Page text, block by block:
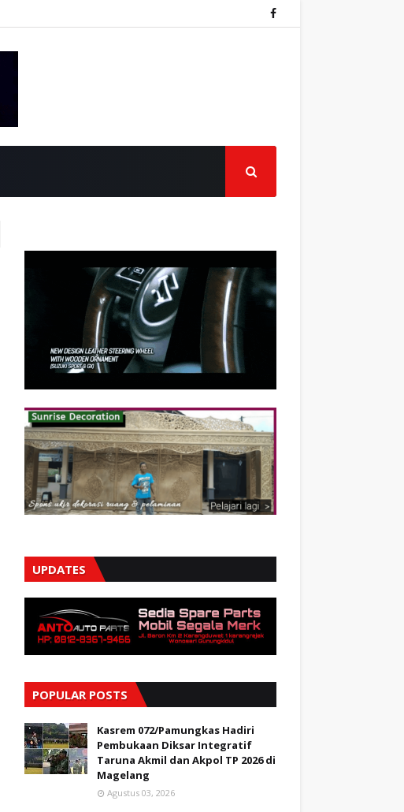
UPDATES
POPULAR POSTS
Kasrem 072/Pamungkas Hadiri
Pembukaan Diksar Integratif
Taruna Akmil dan Akpol TP 2026 di
Magelang
Agustus 03, 2026